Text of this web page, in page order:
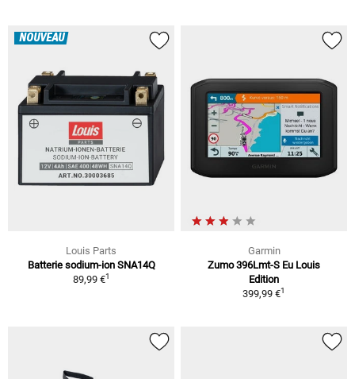
NOUVEAU
Louis Parts
Batterie sodium-ion SNA14Q
89,99 €1
Garmin
Zumo 396Lmt-S Eu Louis
Edition
399,99 €1